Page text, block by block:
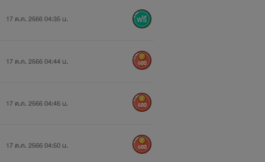
17 ต.ค. 2566 04:35 น.
17 ต.ค. 2566 04:44 น. 500
17 ต.ค. 2566 04:45 น. 500
17 ต.ค. 2566 04:50 น. 500